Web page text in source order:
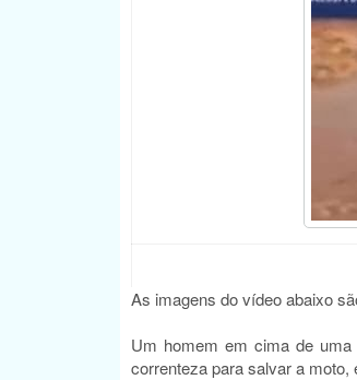
As imagens do vídeo abaixo
Um homem em cima de
correnteza para salvar a